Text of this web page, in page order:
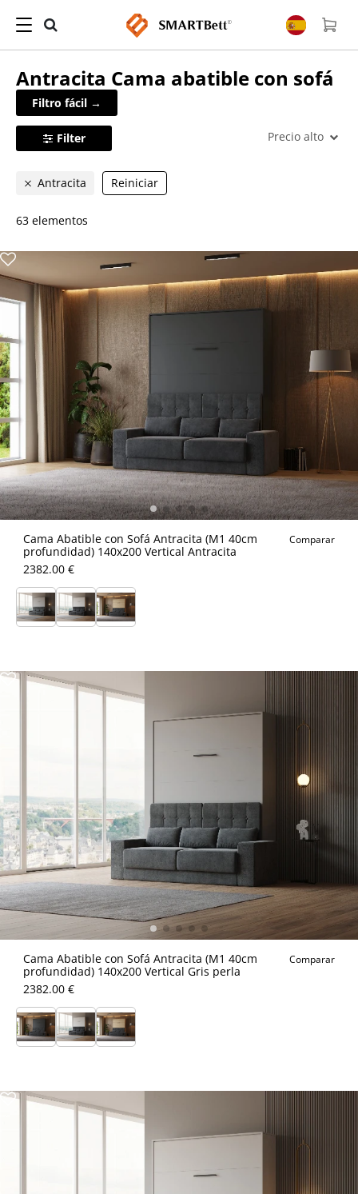
Antracita Cama abatible con sofá
Filtro fácil →
Filter Precio alto
Antracita Reiniciar
63 elementos
Cama Abatible con Sofá Antracita (M1 40cm
profundidad) 140x200 Vertical Antracita
Comparar
2382.00 €
Cama Abatible con Sofá Antracita (M1 40cm
profundidad) 140x200 Vertical Gris perla
Comparar
2382.00 €